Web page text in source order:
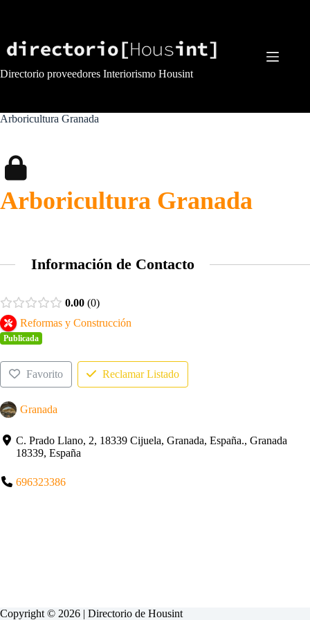
Directorio proveedores Interiorismo Housint
Arboricultura Granada
Arboricultura Granada
Información de Contacto
0.00 0
Reformas y Construcción
Publicada
Favorito Reclamar Listado
Granada
C. Prado Llano, 2, 18339 Cijuela, Granada, España., Granada
18339, España
696323386
Copyright © 2026 | Directorio de Housint